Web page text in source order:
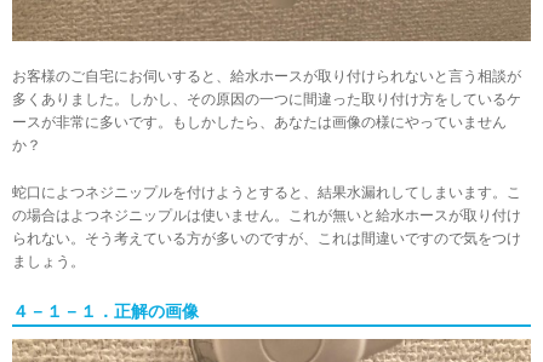
お客様のご自宅にお伺いすると、給水ホースが取り付けられないと言う相談が
多くありました。しかし、その原因の一つに間違った取り付け方をしているケ
ースが非常に多いです。もしかしたら、あなたは画像の様にやっていません
か？
蛇口によつネジニップルを付けようとすると、結果水漏れしてしまいます。こ
の場合はよつネジニップルは使いません。これが無いと給水ホースが取り付け
られない。そう考えている方が多いのですが、これは間違いですので気をつけ
ましょう。
４－１－１．正解の画像